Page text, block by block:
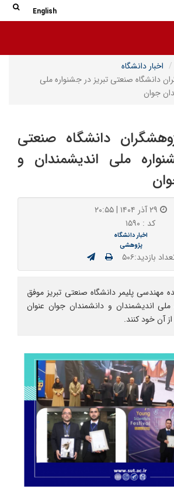
English
اخبار دانشگاه
دانشگاه صنعتی تبریز در جشنواره ملی
جوان
دانشگاه صنعتی
ملی اندیشمندان و
کد : ۱۵۹۰
اخبار دانشگاه
پژوهشی
بازدید:۵۰۶
مهندسی پلیمر دانشگاه صنعتی تبریز موفق
اندیشمندان و دانشمندان جوان عنوان
آن خود کنند.